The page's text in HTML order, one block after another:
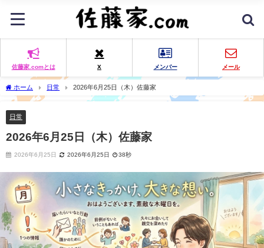
佐藤家.comとは X メンバー メール
ホーム 日常 2026年6月25日（木）佐藤家
日常
2026年6月25日（木）佐藤家
2026年6月25日 2026年6月25日 38秒